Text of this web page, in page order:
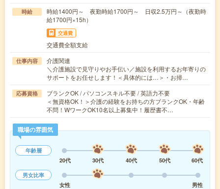
時給
時給1400円～ 夜勤時給1700円～ 日収2.5万円～（夜勤時
給1700円×15h）
交通費
交通費全額支給
仕事内容
介護関連
＼介護施設で見守りやお手伝い／施設を利用するお年寄りの
サポートをお任せします！＜具体的には…＞・お掃…
応募資格
ブランクOK / パソコンスキル不要 / 英語力不要
＜無資格OK！＞介護の経験をお持ちの方ブランクOK・年齢
不問！WワークOK10名以上募集中！履歴書不…
職場の雰囲気
年齢層
20代
30代 40代 50代
60代
男女比率
女性
男性